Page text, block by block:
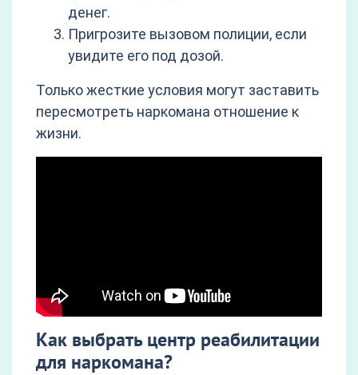
денег.
Пригрозите вызовом полиции, если
увидите его под дозой.
Только жесткие условия могут заставить
пересмотреть наркомана отношение к
жизни.
Как выбрать центр реабилитации
для наркомана?